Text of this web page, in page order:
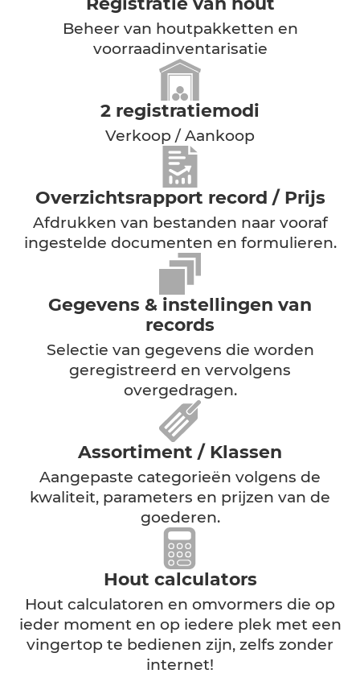
Registratie van boomstammen
Registratie van afzonderlijke
boomstammen, inventarisatie en de
locatie van het houtdepot
Registratie van hout
Beheer van houtpakketten en
voorraadinventarisatie
2 registratiemodi
Verkoop / Aankoop
Overzichtsrapport record / Prijs
Afdrukken van bestanden naar vooraf
ingestelde documenten en formulieren.
Gegevens & instellingen van
records
Selectie van gegevens die worden
geregistreerd en vervolgens
overgedragen.
Assortiment / Klassen
Aangepaste categorieën volgens de
kwaliteit, parameters en prijzen van de
goederen.